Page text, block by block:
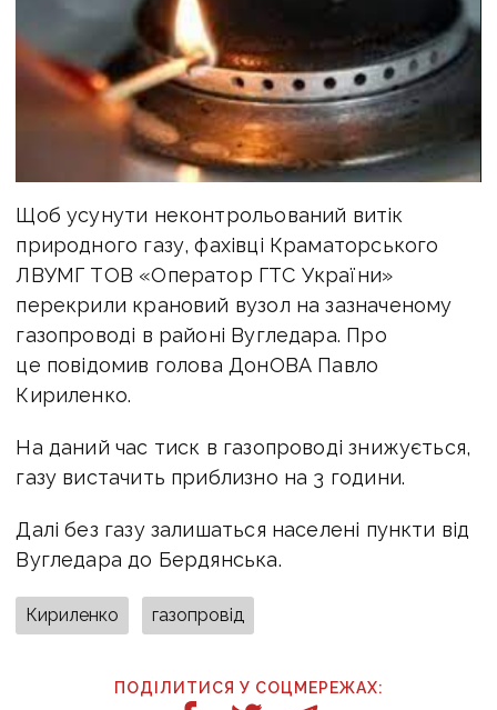
Щоб усунути неконтрольований витік
природного газу, фахівці Краматорського
ЛВУМГ ТОВ «Оператор ГТС України»
перекрили крановий вузол на зазначеному
газопроводі в районі Вугледара. Про
це повідомив голова ДонОВА Павло
Кириленко.
На даний час тиск в газопроводі знижується,
газу вистачить приблизно на 3 години.
Далі без газу залишаться населені пункти від
Вугледара до Бердянська.
Кириленко газопровід
ПОДІЛИТИСЯ У СОЦМЕРЕЖАХ: